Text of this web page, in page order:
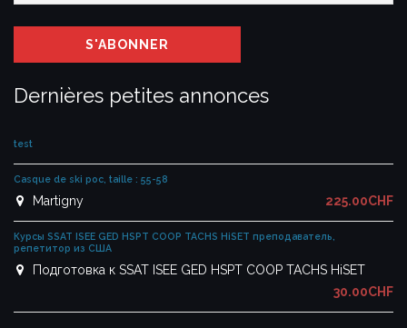
Dernières petites annonces
test
Casque de ski poc, taille : 55-58
Martigny 225.00CHF
Курсы SSAT ISEE GED HSPT COOP TACHS HiSET преподаватель,
репетитор из США
Подготовка к SSAT ISEE GED HSPT COOP TACHS HiSET
30.00CHF